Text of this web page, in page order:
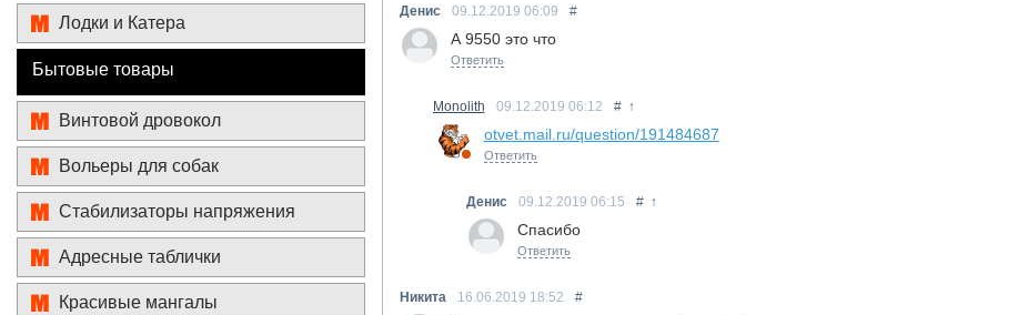
Лодки и Катера
Бытовые товары
Винтовой дровокол
Вольеры для собак
Стабилизаторы напряжения
Адресные таблички
Красивые мангалы
Денис 09.12.2019 06:09 #
А 9550 это что
Ответить
Monolith 09.12.2019 06:12 # ↑
otvet.mail.ru/question/191484687
Ответить
Денис 09.12.2019 06:15 # ↑
Спасибо
Ответить
Никита 16.06.2019 18:52 #